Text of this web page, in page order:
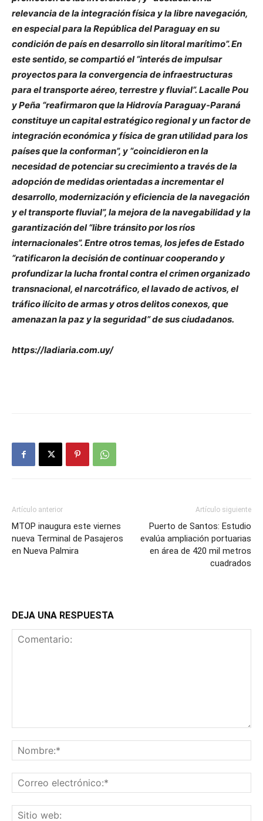
relevancia de la integración física y la libre navegación,
en especial para la República del Paraguay en su
condición de país en desarrollo sin litoral marítimo”. En
este sentido, se compartió el “interés de impulsar
proyectos para la convergencia de infraestructuras
para el transporte aéreo, terrestre y fluvial”. Lacalle Pou
y Peña “reafirmaron que la Hidrovía Paraguay-Paraná
constituye un capital estratégico regional y un factor de
integración económica y física de gran utilidad para los
países que la conforman”, y “coincidieron en la
necesidad de potenciar su crecimiento a través de la
adopción de medidas orientadas a incrementar el
desarrollo, modernización y eficiencia de la navegación
y el transporte fluvial”, la mejora de la navegabilidad y la
garantización del “libre tránsito por los ríos
internacionales”. Entre otros temas, los jefes de Estado
“ratificaron la decisión de continuar cooperando y
profundizar la lucha frontal contra el crimen organizado
transnacional, el narcotráfico, el lavado de activos, el
tráfico ilícito de armas y otros delitos conexos, que
amenazan la paz y la seguridad” de sus ciudadanos.
https://ladiaria.com.uy/
Artículo anterior
MTOP inaugura este viernes
nueva Terminal de Pasajeros
en Nueva Palmira
Artículo siguiente
Puerto de Santos: Estudio
evalúa ampliación portuarias
en área de 420 mil metros
cuadrados
DEJA UNA RESPUESTA